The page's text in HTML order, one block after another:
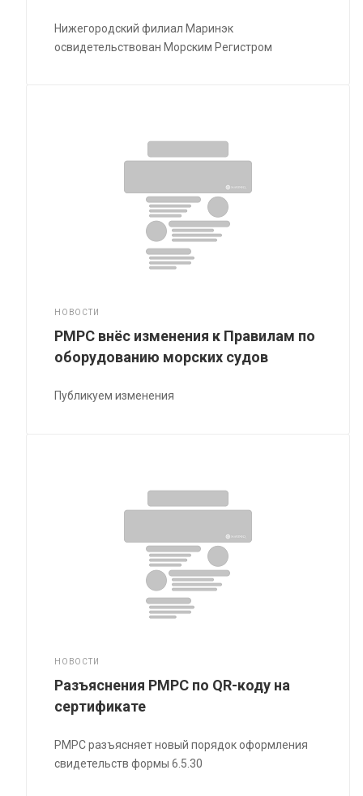
Нижегородский филиал Маринэк
освидетельствован Морским Регистром
НОВОСТИ
РМРС внёс изменения к Правилам по
оборудованию морских судов
Публикуем изменения
НОВОСТИ
Разъяснения РМРС по QR-коду на
сертификате
РМРС разъясняет новый порядок оформления
свидетельств формы 6.5.30